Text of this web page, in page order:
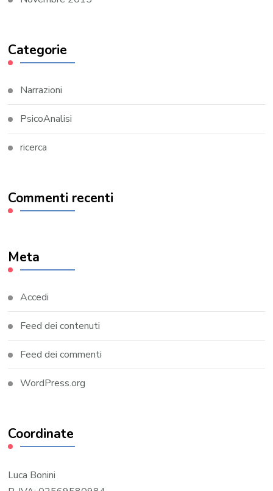
Categorie
Narrazioni
PsicoAnalisi
ricerca
Commenti recenti
Meta
Accedi
Feed dei contenuti
Feed dei commenti
WordPress.org
Coordinate
Luca Bonini